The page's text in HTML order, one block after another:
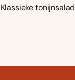
Klassieke